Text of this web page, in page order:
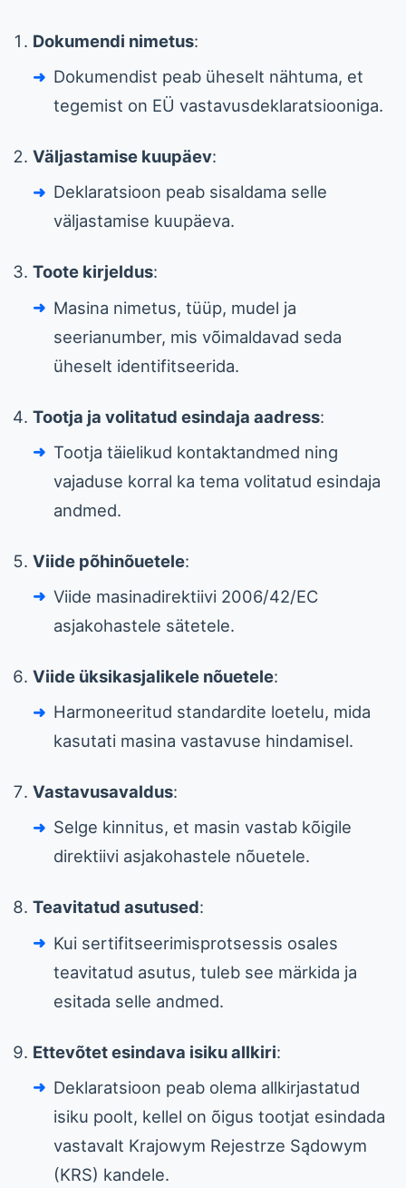
Dokumendi nimetus:
Dokumendist peab üheselt nähtuma, et
tegemist on EÜ vastavusdeklaratsiooniga.
Väljastamise kuupäev:
Deklaratsioon peab sisaldama selle
väljastamise kuupäeva.
Toote kirjeldus:
Masina nimetus, tüüp, mudel ja
seerianumber, mis võimaldavad seda
üheselt identifitseerida.
Tootja ja volitatud esindaja aadress:
Tootja täielikud kontaktandmed ning
vajaduse korral ka tema volitatud esindaja
andmed.
Viide põhinõuetele:
Viide masinadirektiivi 2006/42/EC
asjakohastele sätetele.
Viide üksikasjalikele nõuetele:
Harmoneeritud standardite loetelu, mida
kasutati masina vastavuse hindamisel.
Vastavusavaldus:
Selge kinnitus, et masin vastab kõigile
direktiivi asjakohastele nõuetele.
Teavitatud asutused:
Kui sertifitseerimisprotsessis osales
teavitatud asutus, tuleb see märkida ja
esitada selle andmed.
Ettevõtet esindava isiku allkiri:
Deklaratsioon peab olema allkirjastatud
isiku poolt, kellel on õigus tootjat esindada
vastavalt Krajowym Rejestrze Sądowym
(KRS) kandele.